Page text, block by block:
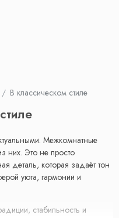
В классическом стиле
Межкомнатные
них. Это не просто
деталь, которая задаёт тон
уюта, гармонии и
стабильность и